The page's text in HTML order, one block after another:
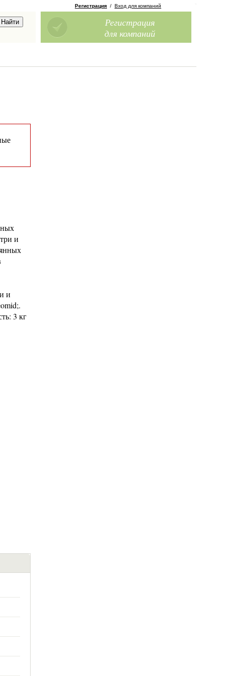
Регистрация / Вход для компаний
Регистрация
для компаний
и
и
3 кг